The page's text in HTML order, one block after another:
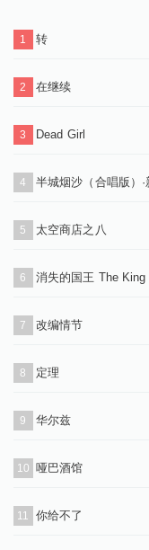
1 转
2 在继续
3 Dead Girl
4
5 太空商店之八
6
7 改编情节
8 定理
9 华尔兹
10 哑巴酒馆
11 你给不了